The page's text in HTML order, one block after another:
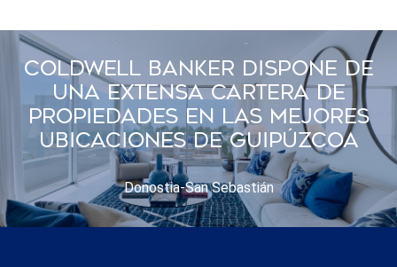
Coldwell Banker Dispone De
Una Extensa Cartera De
Propiedades En Las Mejores
Ubicaciones De Guipúzcoa
Donostia-San Sebastián